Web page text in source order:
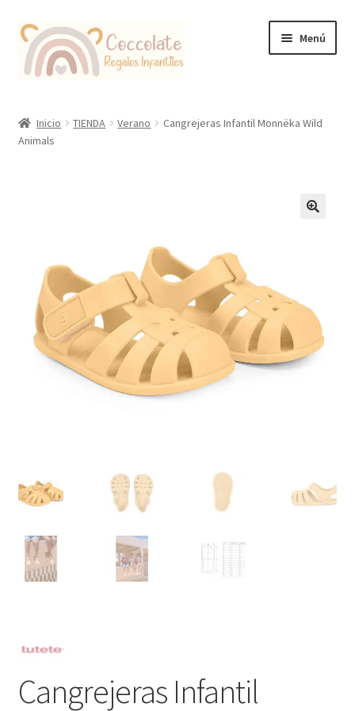
Ir
la
Ir
contenido
Menú
Coccolate Puericultura y Juguetería Educativa
Inicio TIENDA Verano
Cangrejeras Infantil Monnëka Wild
Animals
Cangrejeras Infantil